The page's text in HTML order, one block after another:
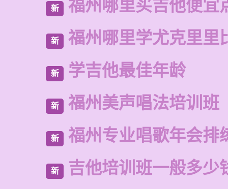
新 福州哪里买吉他便宜
新 福州哪里学尤克里里
新 学吉他最佳年龄
新 福州美声唱法培训班
新 福州专业唱歌年会排
新 吉他培训班一般多少